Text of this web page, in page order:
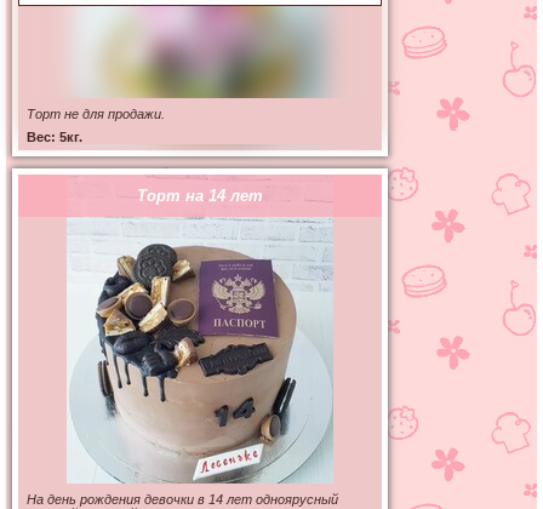
Торт не для продажи.
Вес: 5кг.
Торт на 14 лет
На день рождения девочки в 14 лет одноярусный